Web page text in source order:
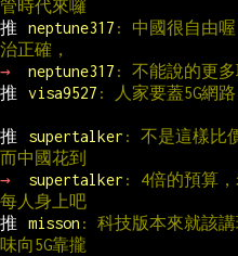
管時代來囉
推
neptune317 : 中國很自由喔
治正確，
→
neptune317 : 不能說的更多
推
visa9527 : 人家要蓋5G網
推 supertalker : 不是這樣比
而中國花到
→
supertalker : 4倍的預算
每人身上吧
推
misson : 科技版本來就該講
味向5G靠攏